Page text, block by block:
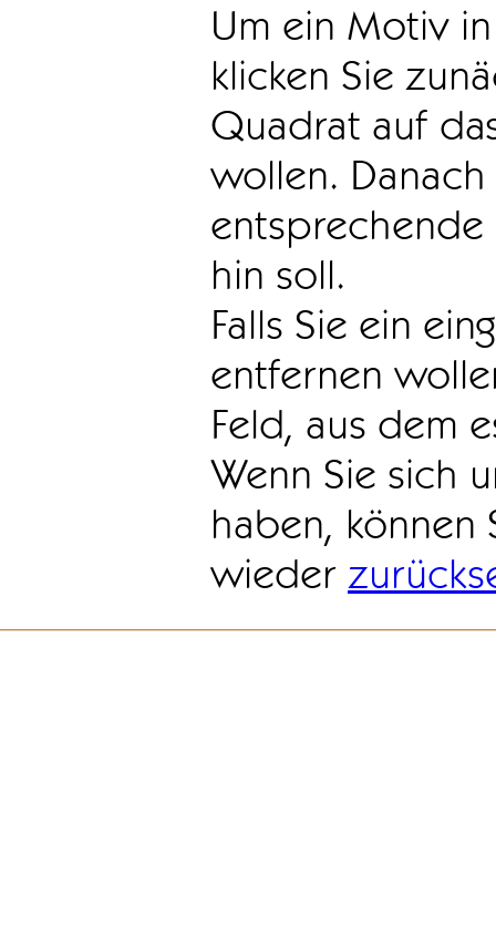
Um ein Motiv
klicken Sie
Quadrat auf
wollen.
hin soll.
Falls Sie ein
entfernen
Feld, aus dem
Wenn Sie sich
haben, können
wieder